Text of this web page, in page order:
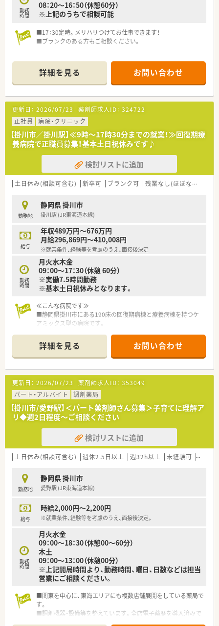
勤務
時間
08：20～16：50（休憩60分）
※上記のうちで相談可能
■17：30定時。メリハリつけてお仕事できます！
■ブランクのある方もご相談ください。
詳細を見る お問い合わせ
更新日： 2026/07/23 薬剤師求人ID： 324722
正社員
病院・クリニック
【掛川市／掛川駅】≪9時～17時30分までの就業！≫回復期療
養病院で正職員募集！基本土日祝休みです♪
検討リストに追加
土日休み(相談可含む) 新卒可 ブランク可 残業なし(ほぼなし含む)
勤務地
静岡県 掛川市
掛川駅 (JR東海道本線)
給与
年収489万円～676万円
月給296,869円～410,008円
※就業条件、経験等を考慮のうえ、面接後決定
勤務
時間
月火水木金
09：00～17：30（休憩 60分）
※実働7.5時間勤務
※基本土日祝休みとなります。
≪こんな病院です≫
■静岡県掛川市にある190床の回復期病棟と療養病棟を持つケ
アミックス型の病院です。
■2015年に新築、院内は明るく開放的で設備も充実した職場環
境です。
■入院、リハビリ、在宅まで患者さん一人ひとりの生活に寄り添
った医療介護サービスを提供しています。
≪お仕事内容について≫
■外来調剤はほとんどございません。
■入院調剤については定期及び臨時処方カートセットなどをし
ていただきます。
■服薬指導については自己管理移行時、退院時などに時折発生致
します。
■注射薬については患者様毎のセットのまで、混注業務は発生致
しません。
■DI業務や病棟業務については件数は多くはございませんが発
≪託児所について≫
■開園時間：平日8:30～18:00
■閉園日：土曜日、日曜日、祝日
■対象年齢：0歳児～3歳児
詳細を見る お問い合わせ
更新日： 2026/07/23 薬剤師求人ID： 353049
パート・アルバイト
調剤薬局
【掛川市/愛野駅】＜パート薬剤師さん募集＞子育てに理解ア
リ◆週2日程度～ご相談ください
検討リストに追加
土日休み(相談可含む) 週休2.5日以上 週32h以上 未経験可 ブラン
勤務地
静岡県 掛川市
愛野駅 (JR東海道本線)
給与
時給2,000円～2,200円
※就業条件、経験等を考慮のうえ、面接後決定。
勤務
時間
月火水金
09：00～18：30（休憩00～60分）
木土
09：00～13：00（休憩00分）
※上記開局時間より、勤務時間、曜日、日数などは担当
営業にご相談ください。
■関東を中心に、東海エリアにも複数店舗展開をしている薬局で
す。
■調剤機器・設備等を整えています。全店電子薬歴を導入済みで